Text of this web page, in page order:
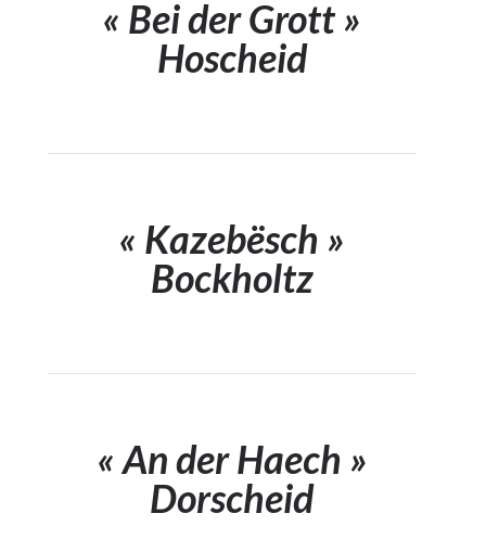
« Bei der Grott »
Hoscheid
« Kazebësch »
Bockholtz
« An der Haech »
Dorscheid